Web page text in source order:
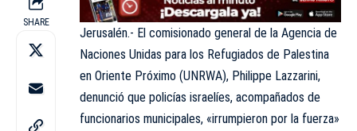
SHARE
Jerusalén.- El comisionado general de la Agencia de
Naciones Unidas para los Refugiados de Palestina
en Oriente Próximo (UNRWA), Philippe Lazzarini,
denunció que policías israelíes, acompañados de
funcionarios municipales, «irrumpieron por la fuerza»